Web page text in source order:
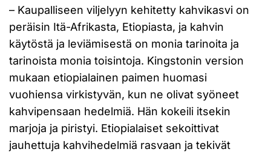
– Kaupalliseen viljelyyn kehitetty kahvikasvi on
peräisin Itä-Afrikasta, Etiopiasta, ja kahvin
käytöstä ja leviämisestä on monia tarinoita ja
tarinoista monia toisintoja. Kingstonin version
mukaan etiopialainen paimen huomasi
vuohiensa virkistyvän, kun ne olivat syöneet
kahvipensaan hedelmiä. Hän kokeili itsekin
marjoja ja piristyi. Etiopialaiset sekoittivat
jauhettuja kahvihedelmiä rasvaan ja tekivät